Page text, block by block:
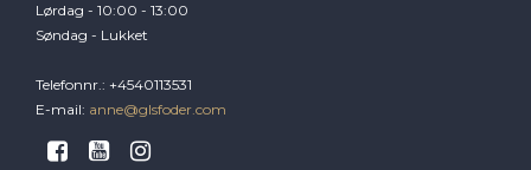
Lørdag - 10:00 - 13:00
Søndag - Lukket
Telefonnr.: +4540113531
E-mail: anne@glsfoder.com